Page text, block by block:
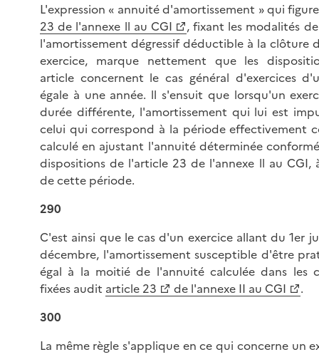
L'expression « annuité d'amortissement » qui
23 de l'annexe ll au CGI
, fixant les modalités
l'amortissement dégressif déductible à la clôture
exercice, marque nettement que les
article concernent le cas général d'exercices
égale à une année. ll s'ensuit que lorsqu'un
durée différente, l'amortissement qui lui est
celui qui correspond à la période effectivement
calculé en ajustant l'annuité déterminée
dispositions de l'article 23 de l'annexe ll au CGI,
de cette période.
290
C'est ainsi que le cas d'un exercice allant du 1er
décembre, l'amortissement susceptible d'être
égal à la moitié de l'annuité calculée dans les
fixées audit article 23 de l'annexe II au CGI
.
300
La même règle s'applique en ce qui concerne un